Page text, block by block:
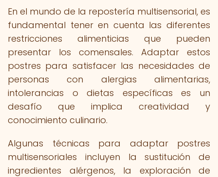
En el mundo de la repostería multisensorial, es
fundamental tener en cuenta las diferentes
restricciones alimenticias que pueden
presentar los comensales. Adaptar estos
postres para satisfacer las necesidades de
personas con alergias alimentarias,
intolerancias o dietas específicas es un
desafío que implica creatividad y
conocimiento culinario.
Algunas técnicas para adaptar postres
multisensoriales incluyen la sustitución de
ingredientes alérgenos, la exploración de